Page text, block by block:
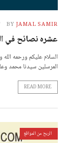
BY JAMAL SAMIR
عشره نصائح في
السلام عليكم ورحمه الله
المرسلين سيدنا محمد
READ MORE
الربح من المواقع